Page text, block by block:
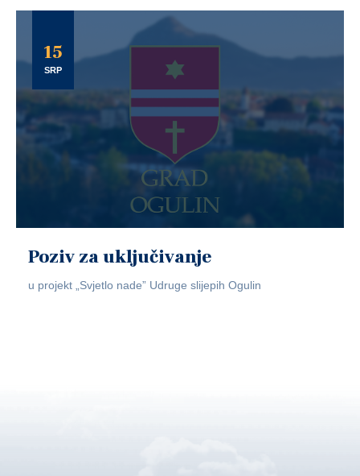
15
SRP
Poziv za uključivanje
u projekt „Svjetlo nade” Udruge slijepih Ogulin